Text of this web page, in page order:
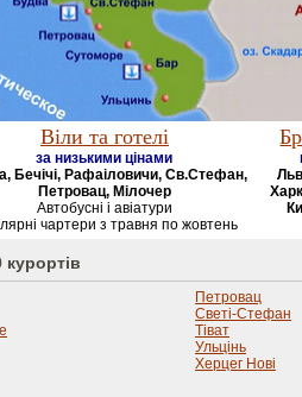
Віли та готелі
за низькими цінами
Бечічі, Рафаіловичи, Св.Стефан,
Петровац, Мілочер
Автобусні і авіатури
чартери з травня по жовтень
курортів
Петровац
Светі-Стефан
Тіват
Ульцінь
Херцег Нові